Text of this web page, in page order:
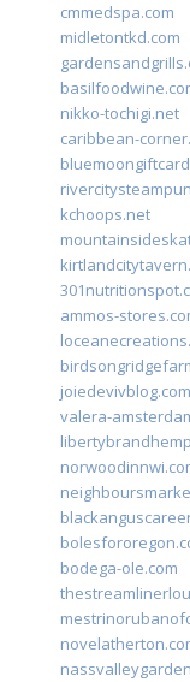
cmmedspa.com
midletontkd.com
nikko-tochigi.net
caribbean-
kchoops.net
ammos-
joiedevivblog.com
valera-
bodega-ole.com